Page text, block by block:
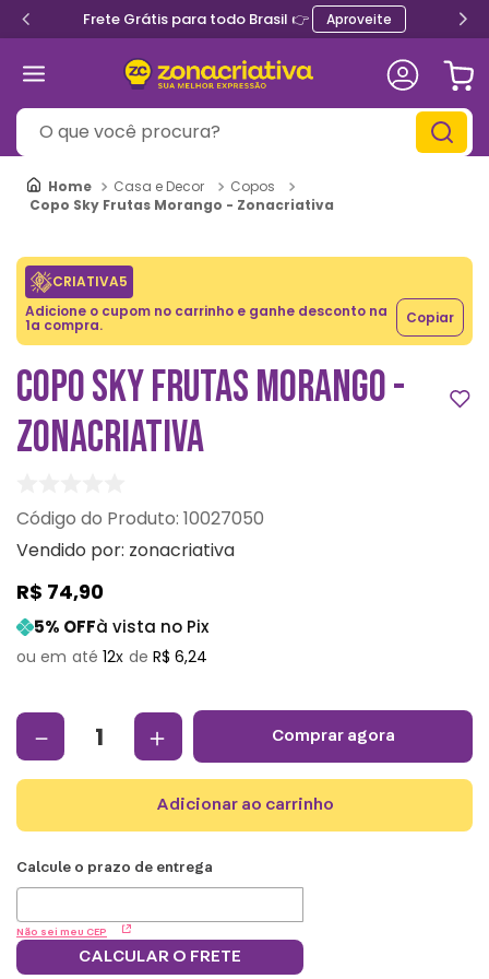
Frete Grátis para todo Brasil 👉 Aproveite
O que você procura?
Casa e Decor
Copos
Copo Sky Frutas Morango - Zonacriativa
CRIATIVA5
Adicione o cupom no carrinho e ganhe desconto na
1a compra. Copiar
COPO SKY FRUTAS MORANGO -
ZONACRIATIVA
: 10027050
Vendido por: zonacriativa
R$ 74,90
5% OFFà vista no Pix
12 R$ 6,24
＋
－ comprar agora
adicionar ao carrinho
Não sei meu CEP
CALCULAR O FRETE